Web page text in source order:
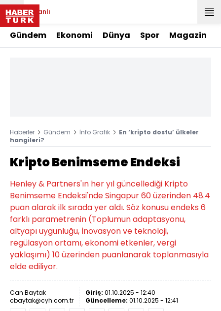
Canlı
Gündem Ekonomi Dünya Spor Magazin
Haberler Gündem İnfo Grafik
En ‘kripto dostu’ ülkeler
hangileri?
Kripto Benimseme Endeksi
Henley & Partners'ın her yıl güncellediği Kripto
Benimseme Endeksi'nde Singapur 60 üzerinden 48.4
puan alarak ilk sırada yer aldı. Söz konusu endeks 6
farklı parametrenin (Toplumun adaptasyonu,
altyapı uygunluğu, İnovasyon ve teknoloji,
regülasyon ortamı, ekonomi etkenler, vergi
yaklaşımı) 10 üzerinden puanlanarak toplanmasıyla
elde ediliyor.
Can Baytak
cbaytak@cyh.com.tr
Giriş: 01.10.2025 - 12:40
Güncelleme: 01.10.2025 - 12:41